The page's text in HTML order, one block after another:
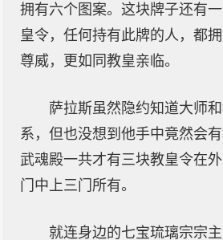
拥有六个图案。这块牌子还有
皇令，任何持有此牌的人，都
尊威，更如同教皇亲临。
萨拉斯虽然隐约知道大师
系，但也没想到他手中竟然会有
武魂殿一共才有三块教皇令在
门中上三门所有。
就连身边的七宝琉璃宗宗